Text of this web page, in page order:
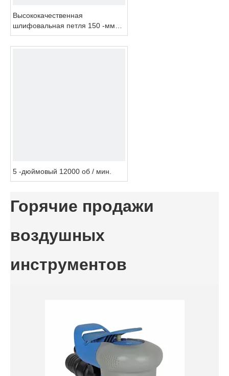
Высококачественная
шлифовальная петля 150 -мм
шлифовальная площадка для
наждачной бумаги для
5 -дюймовый 12000 об / мин.
Горячие продажи
воздушных
инструментов